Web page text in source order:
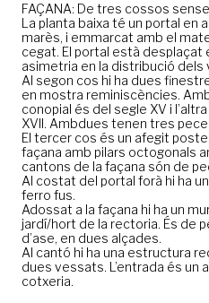
FAÇANA: De tres cossos
La planta baixa té un portal en
marès, i emmarcat amb el
cegat. El portal està desplaçat
asimetria en la distribució dels
Al segon cos hi ha dues
en mostra reminiscències.
conopial és del segle XV i
XVII. Ambdues tenen tres
El tercer cos és un afegit
façana amb pilars octogonals
cantons de la façana són de
Al costat del portal forà hi ha
ferro fus.
Adossat a la façana hi ha un
jardí/hort de la rectoria. És de
d’ase, en dues alçades.
Al cantó hi ha una estructura
dues vessats. L’entrada és un
cotxeria.